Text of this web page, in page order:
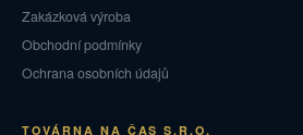
Zakázková výroba
Obchodní podmínky
Ochrana osobních údajů
TOVÁRNA NA ČAS S.R.O.